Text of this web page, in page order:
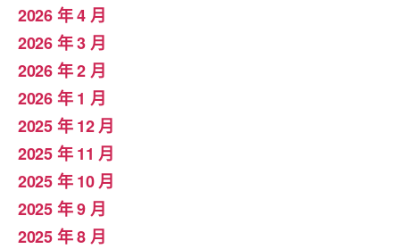
2026 年 4 月
2026 年 3 月
2026 年 2 月
2026 年 1 月
2025 年 12 月
2025 年 11 月
2025 年 10 月
2025 年 9 月
2025 年 8 月